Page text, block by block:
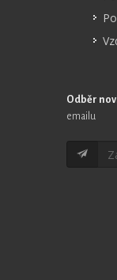
Odběr
emailu